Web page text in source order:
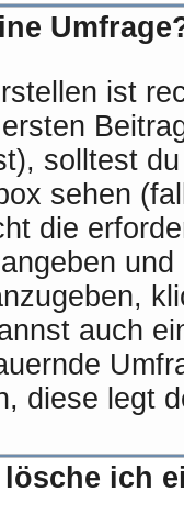
ist
solltest
sehen
die
auch
diese legt
ich